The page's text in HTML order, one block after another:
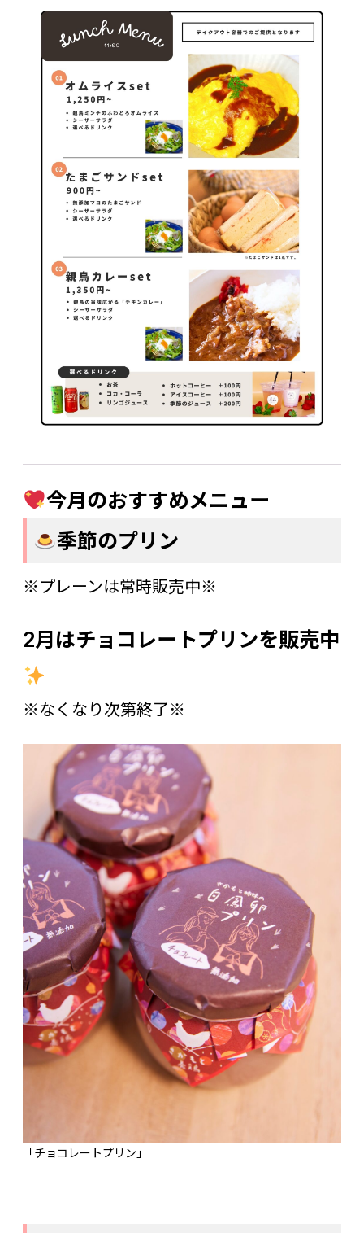
今月のおすすめメニュー
季節のプリン
※プレーンは常時販売中※
2月はチョコレートプリンを販売中
※なくなり次第終了※
「チョコレートプリン」